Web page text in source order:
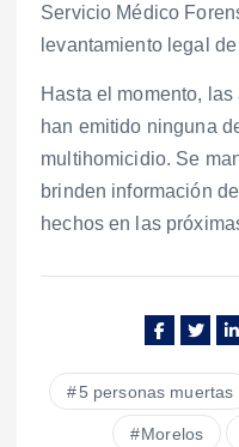
Servicio Médico
levantamiento legal
Hasta el momento,
han emitido ninguna
multihomicidio. Se
brinden información
hechos en las
5 personas muertas
Morelos